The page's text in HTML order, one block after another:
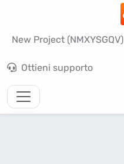
New Project (NMXYSGQV)
Ottieni supporto